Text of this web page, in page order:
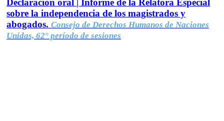
Declaración oral | Informe de la Relatora Especial
sobre la independencia de los magistrados y
abogados. Consejo de Derechos Humanos de Naciones
Unidas, 62° período de sesiones